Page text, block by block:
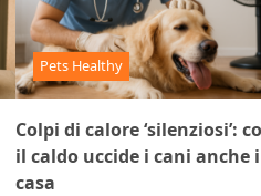
Pets Healthy
Colpi di calore ‘silenziosi’:
il caldo uccide i cani anche
casa